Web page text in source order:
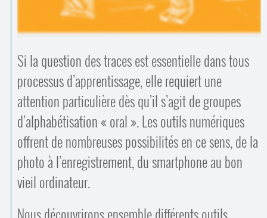
Bienvenue en Belgique
Si la question des traces est essentielle dans tous
processus d’apprentissage, elle requiert une
attention particulière dès qu’il s’agit de groupes
d’alphabétisation « oral ». Les outils numériques
offrent de nombreuses possibilités en ce sens, de la
photo à l’enregistrement, du smartphone au bon
vieil ordinateur.